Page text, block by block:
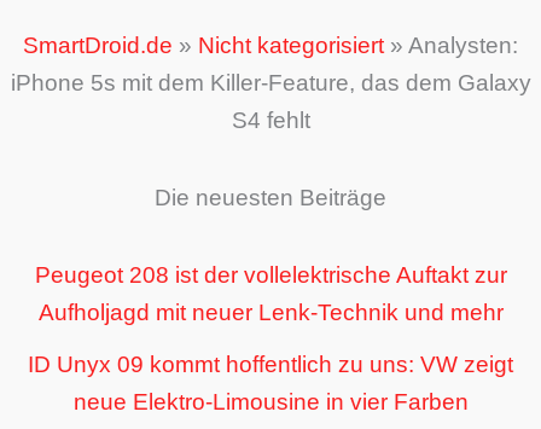
SmartDroid.de » Nicht kategorisiert » Analysten:
iPhone 5s mit dem Killer-Feature, das dem Galaxy
S4 fehlt
Die neuesten Beiträge
Peugeot 208 ist der vollelektrische Auftakt zur
Aufholjagd mit neuer Lenk-Technik und mehr
ID Unyx 09 kommt hoffentlich zu uns: VW zeigt
neue Elektro-Limousine in vier Farben